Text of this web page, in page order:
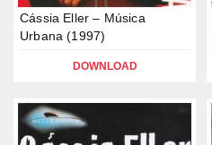
Cássia Eller – Música
Urbana (1997)
DOWNLOAD